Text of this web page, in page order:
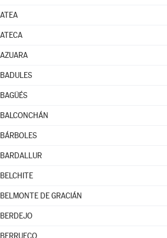
ATEA
ATECA
AZUARA
BADULES
BAGÜÉS
BALCONCHÁN
BÁRBOLES
BARDALLUR
BELCHITE
BELMONTE DE GRACIÁN
BERDEJO
BERRUECO